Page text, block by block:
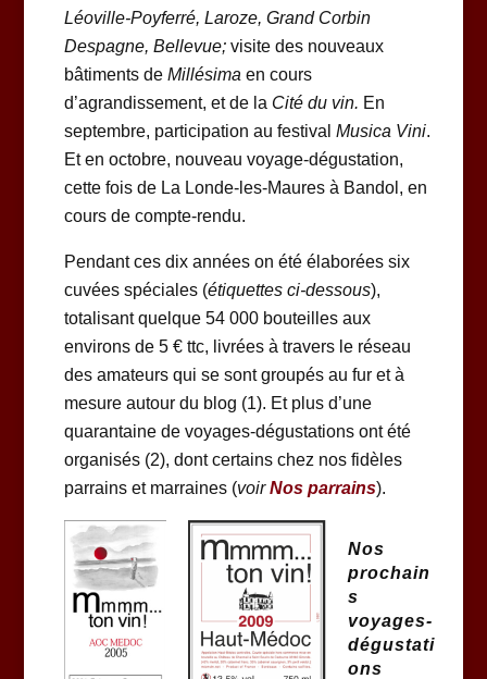
Léoville-Poyferré, Laroze, Grand Corbin
Despagne, Bellevue;visite des nouveaux
bâtiments de Millésima en cours
d’agrandissement, et de la Cité du vin. En
septembre, participation au festival Musica Vini.
Et en octobre, nouveau voyage-dégustation,
cette fois de La Londe-les-Maures à Bandol, en
cours de compte-rendu.
Pendant ces dix années on été élaborées six
cuvées spéciales (étiquettes ci-dessous),
totalisant quelque 54 000 bouteilles aux
environs de 5 € ttc, livrées à travers le réseau
des amateurs qui se sont groupés au fur et à
mesure autour du blog (1). Et plus d’une
quarantaine de voyages-dégustations ont été
organisés (2), dont certains chez nos fidèles
parrains et marraines (voirNos parrains).
Nos
prochain
s
voyages-
dégustati
ons